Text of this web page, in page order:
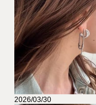
2026/03/30